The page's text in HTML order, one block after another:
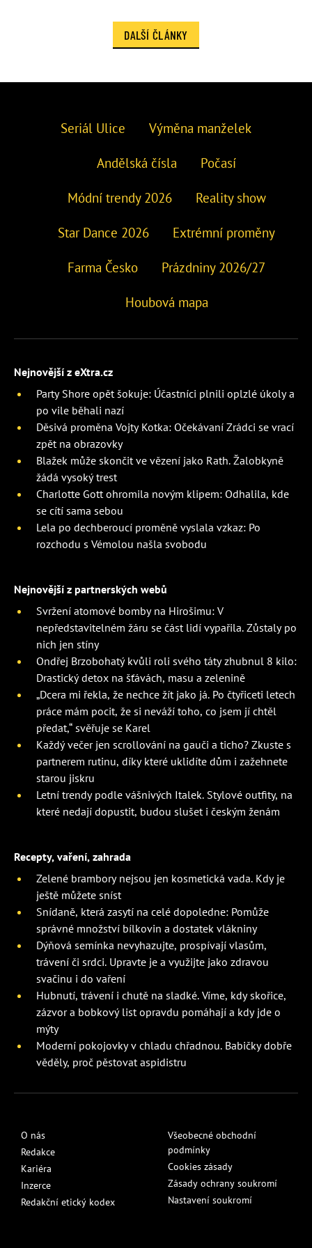
DALŠÍ ČLÁNKY
Seriál Ulice Výměna manželek
Andělská čísla Počasí
Módní trendy 2026 Reality show
Star Dance 2026 Extrémní proměny
Farma Česko Prázdniny 2026/27
Houbová mapa
Nejnovější z eXtra.cz
Party Shore opět šokuje: Účastníci plnili oplzlé úkoly a
po vile běhali nazí
Děsivá proměna Vojty Kotka: Očekávaní Zrádci se vrací
zpět na obrazovky
Blažek může skončit ve vězení jako Rath. Žalobkyně
žádá vysoký trest
Charlotte Gott ohromila novým klipem: Odhalila, kde
se cítí sama sebou
Lela po dechberoucí proměně vyslala vzkaz: Po
rozchodu s Vémolou našla svobodu
Nejnovější z partnerských webů
Svržení atomové bomby na Hirošimu: V
nepředstavitelném žáru se část lidí vypařila. Zůstaly po
nich jen stíny
Ondřej Brzobohatý kvůli roli svého táty zhubnul 8 kilo:
Drastický detox na šťávách, masu a zelenině
„Dcera mi řekla, že nechce žít jako já. Po čtyřiceti letech
práce mám pocit, že si neváží toho, co jsem jí chtěl
předat,“ svěřuje se Karel
Každý večer jen scrollování na gauči a ticho? Zkuste s
partnerem rutinu, díky které uklidíte dům i zažehnete
starou jiskru
Letní trendy podle vášnivých Italek. Stylové outfity, na
které nedají dopustit, budou slušet i českým ženám
Recepty, vaření, zahrada
Zelené brambory nejsou jen kosmetická vada. Kdy je
ještě můžete sníst
Snídaně, která zasytí na celé dopoledne: Pomůže
správné množství bílkovin a dostatek vlákniny
Dýňová semínka nevyhazujte, prospívají vlasům,
trávení či srdci. Upravte je a využijte jako zdravou
svačinu i do vaření
Hubnutí, trávení i chutě na sladké. Víme, kdy skořice,
zázvor a bobkový list opravdu pomáhají a kdy jde o
mýty
Moderní pokojovky v chladu chřadnou. Babičky dobře
věděly, proč pěstovat aspidistru
O nás
Redakce
Kariéra
Inzerce
Redakční etický kodex
Všeobecné obchodní
podmínky
Cookies zásady
Zásady ochrany soukromí
Nastavení soukromí